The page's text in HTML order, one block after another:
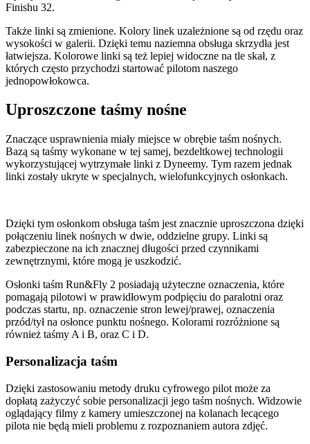
Finishu 32.
Także linki są zmienione. Kolory linek uzależnione są od rzędu oraz
wysokości w galerii. Dzięki temu naziemna obsługa skrzydła jest
łatwiejsza. Kolorowe linki są też lepiej widoczne na tle skał, z
których często przychodzi startować pilotom naszego
jednopowłokowca.
Uproszczone taśmy nośne
Znaczące usprawnienia miały miejsce w obrębie taśm nośnych.
Bazą są taśmy wykonane w tej samej, bezdeltkowej technologii
wykorzystującej wytrzymałe linki z Dyneemy. Tym razem jednak
linki zostały ukryte w specjalnych, wielofunkcyjnych osłonkach.
Dzięki tym osłonkom obsługa taśm jest znacznie uproszczona dzięki
połączeniu linek nośnych w dwie, oddzielne grupy. Linki są
zabezpieczone na ich znacznej długości przed czynnikami
zewnętrznymi, które mogą je uszkodzić.
Osłonki taśm Run&Fly 2 posiadają użyteczne oznaczenia, które
pomagają pilotowi w prawidłowym podpięciu do paralotni oraz
podczas startu, np. oznaczenie stron lewej/prawej, oznaczenia
przód/tył na osłonce punktu nośnego. Kolorami rozróżnione są
również taśmy A i B, oraz C i D.
Personalizacja taśm
Dzięki zastosowaniu metody druku cyfrowego pilot może za
dopłatą zażyczyć sobie personalizacji jego taśm nośnych. Widzowie
oglądający filmy z kamery umieszczonej na kolanach lecącego
pilota nie będą mieli problemu z rozpoznaniem autora zdjęć.